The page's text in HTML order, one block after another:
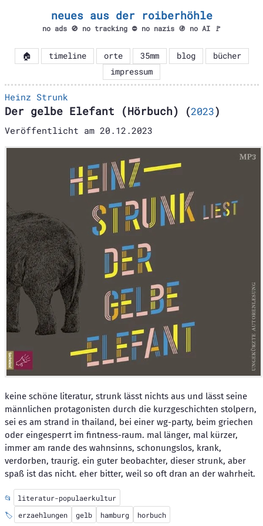
neues aus der roiberhöhle
no ads 🚫 no tracking ⛔ no nazis 🚯 no AI 🚩
🏠 timeline orte 35mm blog
bücher
impressum
Heinz Strunk
Der gelbe Elefant (Hörbuch) (2023)
Veröffentlicht am 20.12.2023
keine schöne literatur, strunk lässt nichts aus und lässt seine
männlichen protagonisten durch die kurzgeschichten stolpern,
sei es am strand in thailand, bei einer wg-party, beim griechen
oder eingesperrt im fintness-raum. mal länger, mal kürzer,
immer am rande des wahnsinns, schonungslos, krank,
verdorben, traurig. ein guter beobachter, dieser strunk, aber
spaß ist das nicht. eher bitter, weil so oft dran an der wahrheit.
📂
literatur-populaerkultur
🏷️
erzaehlungen gelb hamburg horbuch